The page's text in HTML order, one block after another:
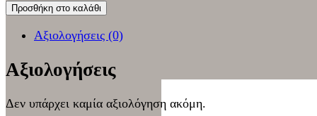
Προσθήκη στο καλάθι
Αξιολογήσεις (0)
Αξιολογήσεις
Δεν υπάρχει καμία αξιολόγηση ακόμη.